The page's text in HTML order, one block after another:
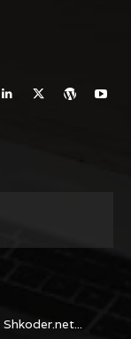
Shkoder.net...